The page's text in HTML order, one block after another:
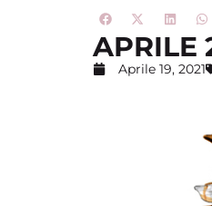
APRILE
Aprile 19, 2021